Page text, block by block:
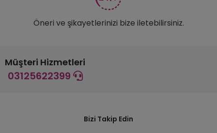
Öneri ve şikayetlerinizi bize iletebilirsiniz.
Müşteri Hizmetleri
03125622399
Bizi Takip Edin